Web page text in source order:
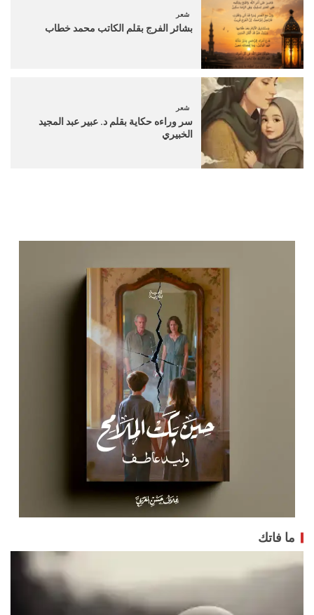
شعر
بشائر الفرج بقلم الكاتب محمد خطاب
شعر
سر وراءه حكاية بقلم د. عبير عبد المجيد
الخبيري
ما فاتك